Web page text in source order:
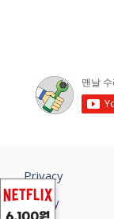
Privacy
Policy